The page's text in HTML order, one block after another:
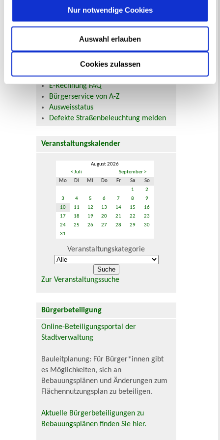
Cookies zulassen
Auswahl erlauben
Nur notwendige Cookies
Beurkundung Vaterschaft, Sorge
und Unterhalt
Urkundenservice
Online-Service (Serviceportal)
Kontaktformular
Öffnungszeiten
E-Rechnung FAQ
Bürgerservice von A-Z
Ausweisstatus
Defekte Straßenbeleuchtung melden
Veranstaltungskalender
August 2026
< Juli
September >
Mo
Di Mi Do Fr Sa
So
1
2
3
4 5 6 7 8
9
10
11 12 13 14 15
16
17
18 19 20 21 22
23
24
25 26 27 28 29
30
31
Veranstaltungskategorie
Zur Veranstaltungssuche
Bürgerbeteiligung
Online-Beteiligungsportal der
Stadtverwaltung
Bauleitplanung: Für Bürger*innen gibt
es Möglichkeiten, sich an
Bebauungsplänen und Änderungen zum
Flächennutzungsplan zu beteiligen.
Aktuelle Bürgerbeteiligungen zu
Bebauungsplänen finden Sie hier.